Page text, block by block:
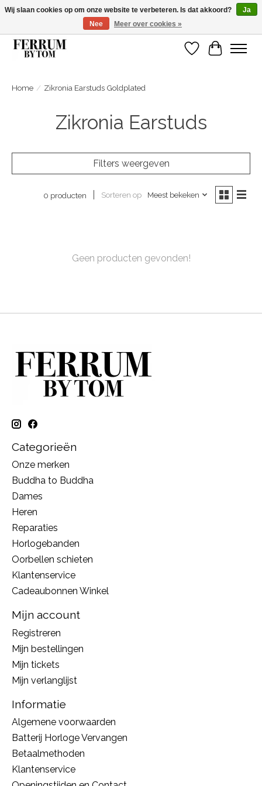
Wij zijn gelsoten van 14 tm 18 februari
Verlanglijst
Home / Zikronia Earstuds Goldplated
Zikronia Earstuds
Filters weergeven
0 producten Sorteren op Meest bekeken
Geen producten gevonden!
Categorieën
Onze merken
Buddha to Buddha
Dames
Heren
Reparaties
Horlogebanden
Oorbellen schieten
Klantenservice
Cadeaubonnen Winkel
Mijn account
Registreren
Mijn bestellingen
Mijn tickets
Mijn verlanglijst
Informatie
Algemene voorwaarden
Batterij Horloge Vervangen
Betaalmethoden
Klantenservice
Wij slaan cookies op om onze website te verbeteren. Is dat akkoord?
Ja
Nee
Meer over cookies »